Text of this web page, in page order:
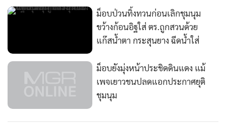
ม็อบป่วนทิ้งทวนก่อนเลิกชุมนุม
ขว้างก้อนอิฐใส่ ตร.ถูกสวนด้วย
แก๊สน้ำตา กระสุนยาง ฉีดน้ำใส่
ม็อบยังมุ่งหน้าประชิดดินแดง แม้
เพจเยาวชนปลดแอกประกาศยุติ
ชุมนุม